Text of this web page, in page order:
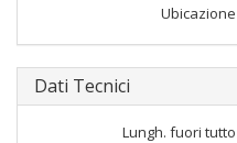
Ubicazione
Dati Tecnici
Lungh. fuori tutto